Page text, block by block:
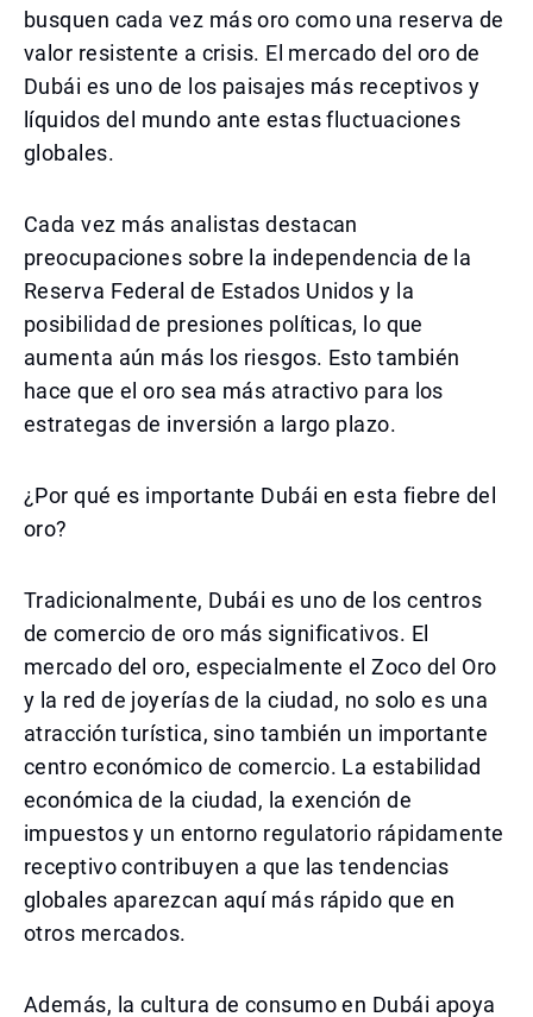
busquen cada vez más oro como una reserva de
valor resistente a crisis. El mercado del oro de
Dubái es uno de los paisajes más receptivos y
líquidos del mundo ante estas fluctuaciones
globales.
Cada vez más analistas destacan
preocupaciones sobre la independencia de la
Reserva Federal de Estados Unidos y la
posibilidad de presiones políticas, lo que
aumenta aún más los riesgos. Esto también
hace que el oro sea más atractivo para los
estrategas de inversión a largo plazo.
¿Por qué es importante Dubái en esta fiebre del
oro?
Tradicionalmente, Dubái es uno de los centros
de comercio de oro más significativos. El
mercado del oro, especialmente el Zoco del Oro
y la red de joyerías de la ciudad, no solo es una
atracción turística, sino también un importante
centro económico de comercio. La estabilidad
económica de la ciudad, la exención de
impuestos y un entorno regulatorio rápidamente
receptivo contribuyen a que las tendencias
globales aparezcan aquí más rápido que en
otros mercados.
Además, la cultura de consumo en Dubái apoya